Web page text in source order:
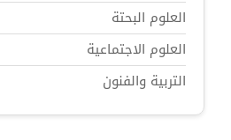
العلوم البحتة
العلوم الاجتماعية
التربية والفنون